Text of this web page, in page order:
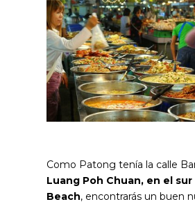
Como Patong tenía la calle
Luang Poh Chuan, en el sur
Beach, encontrarás un buen